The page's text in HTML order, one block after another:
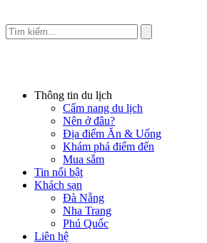
Thông tin du lịch
Cẩm nang du lịch
Nên ở đâu?
Địa điểm Ăn & Uống
Khám phá điểm đến
Mua sắm
Tin nổi bật
Khách sạn
Đà Nẵng
Nha Trang
Phú Quốc
Liên hệ